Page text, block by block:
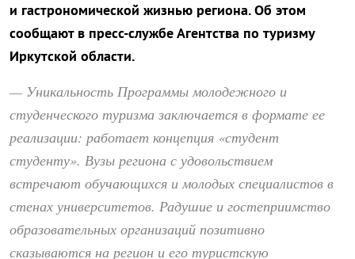
и гастрономической жизнью региона. Об этом
сообщают в пресс-службе Агентства по туризму
Иркутской области.
— Уникальность Программы молодежного и
студенческого туризма заключается в формате ее
реализации: работает концепция «студент
студенту». Вузы региона с удовольствием
встречают обучающихся и молодых специалистов в
стенах университетов. Радушие и гостеприимство
образовательных организаций позитивно
сказываются на регион и его туристскую